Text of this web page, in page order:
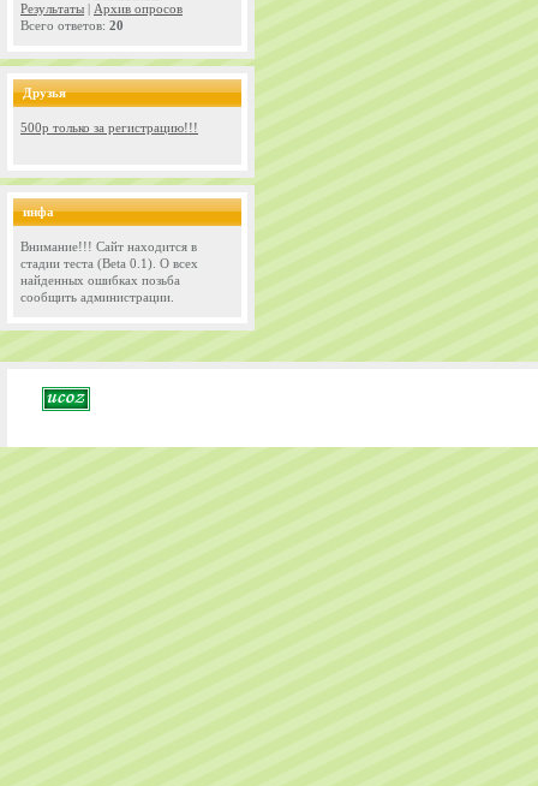
Результаты | Архив опросов
Всего ответов: 20
Друзья
500р только за регистрацию!!!
инфа
Внимание!!! Сайт находится в
стадии теста (Beta 0.1). О всех
найденных ошибках позьба
сообщить администрации.